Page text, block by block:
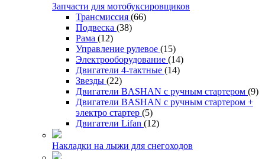
Запчасти для мотобуксировщиков
Трансмиссия (66)
Подвеска (38)
Рама (12)
Управление рулевое (15)
Электрооборудование (14)
Двигатели 4-тактные (14)
Звезды (22)
Двигатели BASHAN с ручным стартером (9)
Двигатели BASHAN с ручным стартером +
электро стартер (5)
Двигатели Lifan (12)
Накладки на лыжи для снегоходов